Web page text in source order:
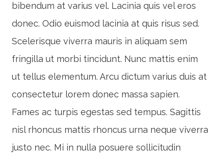
bibendum at varius vel. Lacinia quis vel eros
donec. Odio euismod lacinia at quis risus sed.
Scelerisque viverra mauris in aliquam sem
fringilla ut morbi tincidunt. Nunc mattis enim
ut tellus elementum. Arcu dictum varius duis at
consectetur lorem donec massa sapien.
Fames ac turpis egestas sed tempus. Sagittis
nisl rhoncus mattis rhoncus urna neque viverra
justo nec. Mi in nulla posuere sollicitudin